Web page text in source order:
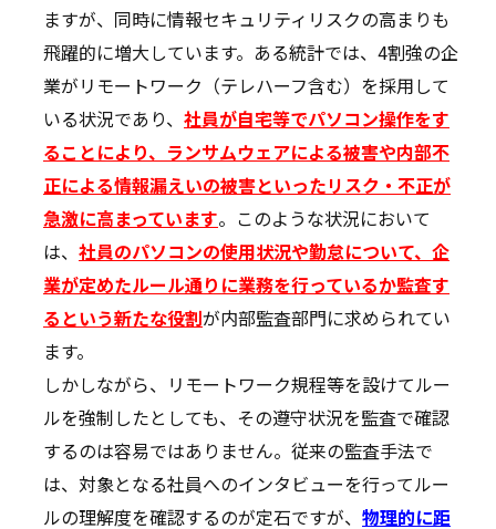
ますが、同時に情報セキュリティリスクの高まりも
飛躍的に増大しています。ある統計では、4割強の企
業がリモートワーク（テレハーフ含む）を採用して
いる状況であり、 社員が自宅等でパソコン操作をす
ることにより、ランサムウェアによる被害や内部不
正による情報漏えいの被害といったリスク・不正が
急激に高まっています。このような状況において
は、 社員のパソコンの使用状況や勤怠について、企
業が定めたルール通りに業務を行っているか監査す
るという新たな役割が内部監査部門に求められてい
ます。
しかしながら、リモートワーク規程等を設けてルー
ルを強制したとしても、その遵守状況を監査で確認
するのは容易ではありません。従来の監査手法で
は、対象となる社員へのインタビューを行ってルー
ルの理解度を確認するのが定石ですが、 物理的に距